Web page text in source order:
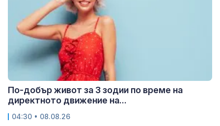
По-добър живот за 3 зодии по време на
директното движение на...
04:30 • 08.08.26